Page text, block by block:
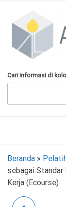
konten
Cari informasi di
Beranda »
sebagai
Kerja (Ecourse)